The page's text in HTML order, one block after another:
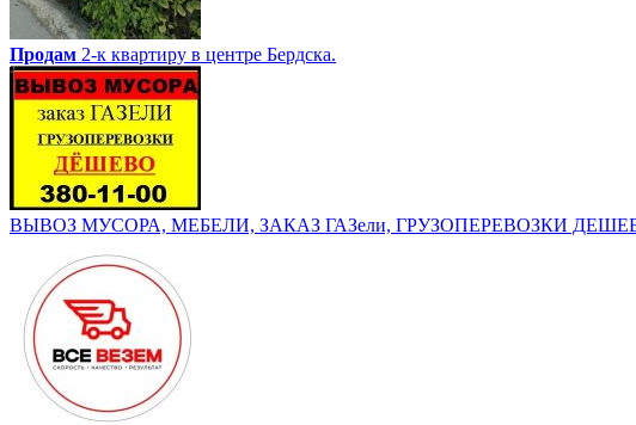
Продам 2-к квартиру в центре Бердска.
ВЫВОЗ МУСОРА, МЕБЕЛИ, ЗАКАЗ ГАЗели, ГРУЗОПЕРЕВОЗКИ